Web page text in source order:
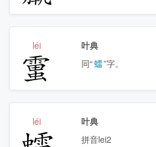
𧒜
léi
叶典
同“𧒽”字。
𧒽
léi
叶典
拼音lei2